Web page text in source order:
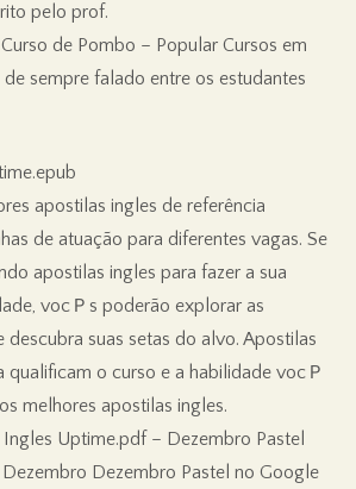
pelo prof.
de Pombo – Popular Cursos em
sempre falado entre os estudantes
apostilas ingles de referência
de atuação para diferentes vagas. Se
apostilas ingles para fazer a sua
vocＰs poderão explorar as
descubra suas setas do alvo. Apostilas
qualificam o curso e a habilidade vocＰ
melhores apostilas ingles.
Uptime.pdf – Dezembro Pastel
Dezembro Pastel no Google